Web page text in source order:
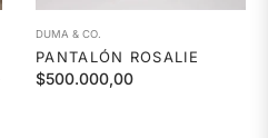
DUMA & CO.
PANTALÓN ROSALIE
Precio
$500.000,00